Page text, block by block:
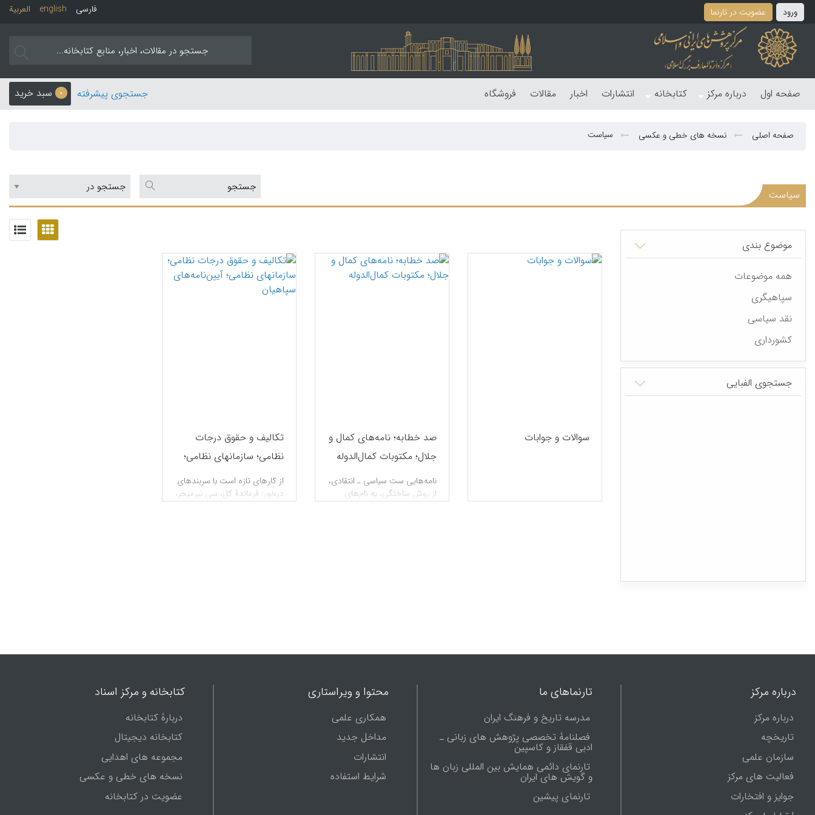
ورود عضویت در تارنما العربیة english فارسی
صفحه اول درباره مرکز کتابخانه انتشارات اخبار مقالات فروشگاه 0 سبد خرید جستجوی پیشرفته
صفحه اصلی نسخه های خطی و عکسی سیاست
سیاست
موضوع بندی
همه موضوعات
سپاهیگری
نقد سیاسی
کشورداری
جستجوی الفبایی
سوالات و جوابات
صد خطابه؛ نامه‌های کمال و
جلال؛ مکتوبات کمال‌الدوله
نامه‌هایی ست سیاسی ـ انتقادی،
از روش ساختگی، به نام‌های
تکالیف و حقوق درجات
نظامی؛ سازمانهای نظامی؛
آیین‌نامه‌های سپاهیان
از کارهای تازه است با سربندهای
درخور: فرماندۀ کل، سی نیرمیجر،
درباره مرکز
درباره مرکز
تاریخچه
سازمان علمی
فعالیت های مرکز
جوایز و افتخارات
تارنماهای ما
مدرسه تاریخ و فرهنگ ایران
فصلنامۀ تخصصی پژوهش های زبانی ـ
ادبی قفقاز و کاسپین
تارنمای دائمی همایش بین المللی زبان ها
و گویش های ایران
تارنماى پيشين
محتوا و ویراستاری
همکاری علمی
مداخل جدید
انتشارات
شرایط استفاده
کتابخانه و مرکز اسناد
دربارۀ کتابخانه
کتابخانه دیجیتال
مجموعه های اهدایی
نسخه های خطی و عکسی
عضویت در کتابخانه